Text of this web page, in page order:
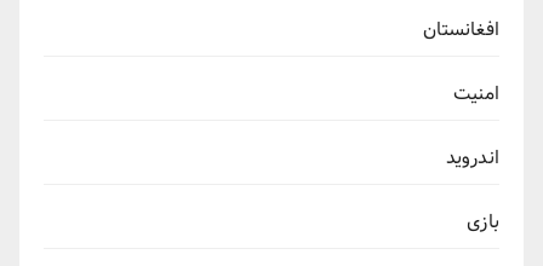
افغانستان
امنیت
اندروید
بازی